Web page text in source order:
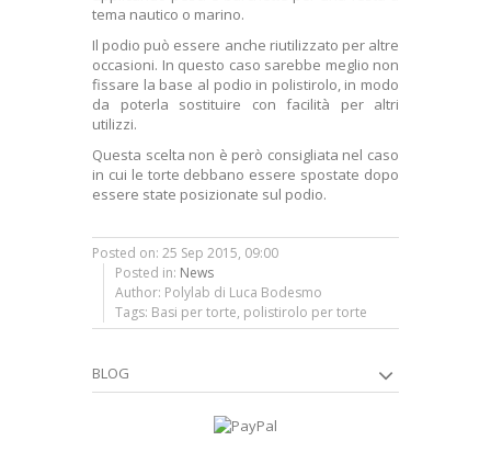
tema nautico o marino.
Il podio può essere anche riutilizzato per altre
occasioni. In questo caso sarebbe meglio non
fissare la base al podio in polistirolo, in modo
da poterla sostituire con facilità per altri
utilizzi.
Questa scelta non è però consigliata nel caso
in cui le torte debbano essere spostate dopo
essere state posizionate sul podio.
Posted on: 25 Sep 2015, 09:00
Posted in: News
Author: Polylab di Luca Bodesmo
Tags: Basi per torte, polistirolo per torte
BLOG